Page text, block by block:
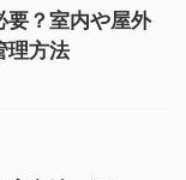
要？室内や屋外
理方法